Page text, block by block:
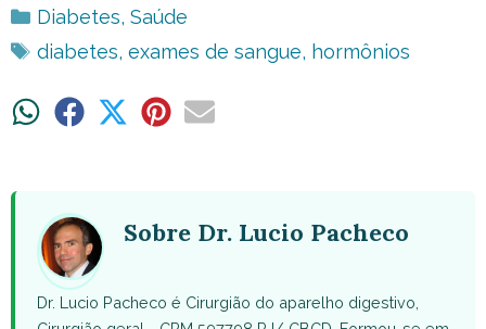
Categorias
Diabetes, Saúde
Tags
diabetes, exames de sangue, hormônios
ShareShare ShareShareShare
Sobre Dr. Lucio Pacheco
Dr. Lucio Pacheco é Cirurgião do aparelho digestivo,